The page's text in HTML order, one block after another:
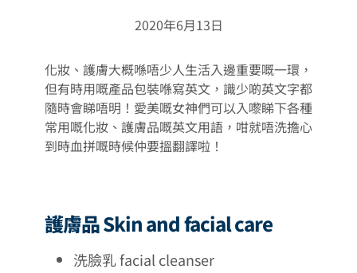
2020年6月13日
化妝、護膚大概喺唔少人生活入邊重要嘅一環，
但有時用嘅產品包裝喺寫英文，識少啲英文字都
隨時會睇唔明！愛美嘅女神們可以入嚟睇下各種
常用嘅化妝、護膚品嘅英文用語，咁就唔洗擔心
到時血拼嘅時候仲要搵翻譯啦！
護膚品 Skin and facial care
洗臉乳 facial cleanser